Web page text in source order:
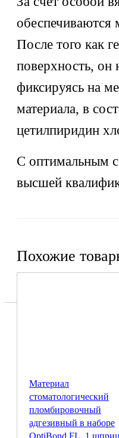
обеспечиваются
После того как
поверхность, он
фиксируясь на
материала, в
цетилпиридин
С оптимальным
высшей
Похожие
Материал
стоматологический
пломбировочный
адгезивный в наборе
OptiBond FL, 1 шприц